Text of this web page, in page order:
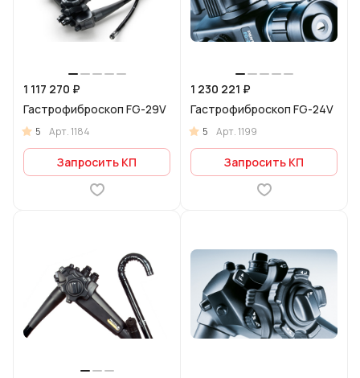
1 117 270 ₽
Гастрофиброскоп FG-29V
5 Арт.1184
Запросить КП
1 230 221 ₽
Гастрофиброскоп FG-24V
5 Арт.1199
Запросить КП